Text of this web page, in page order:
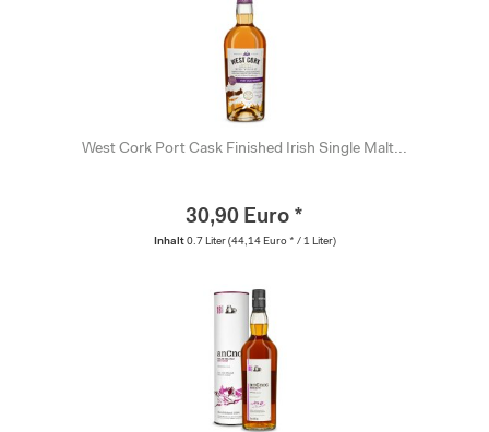
West Cork Port Cask Finished Irish Single Malt...
30,90 Euro *
Inhalt 0.7 Liter (44,14 Euro * / 1 Liter)